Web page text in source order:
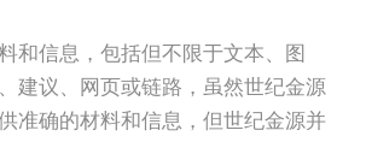
和信息，包括但不限于文本、图
建议、网页或链路，虽然世纪金源
准确的材料和信息，但世纪金源并